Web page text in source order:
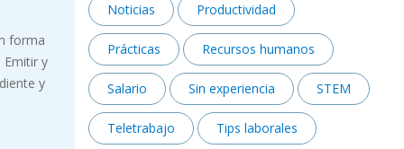
forma
y
y
Noticias Productividad
Prácticas Recursos humanos
Salario Sin experiencia STEM
Teletrabajo Tips laborales